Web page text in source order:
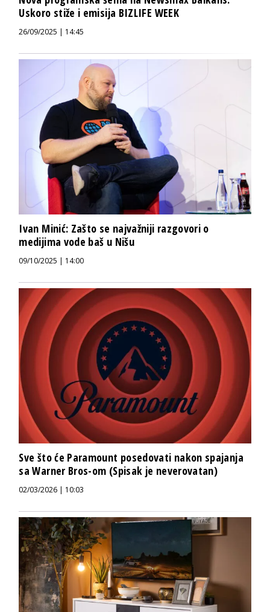
Uskoro stiže i emisija BIZLIFE WEEK
26/09/2025 | 14:45
Ivan Minić: Zašto se najvažniji razgovori o
medijima vode baš u Nišu
09/10/2025 | 14:00
Sve što će Paramount posedovati nakon spajanja
sa Warner Bros-om (Spisak je neverovatan)
02/03/2026 | 10:03